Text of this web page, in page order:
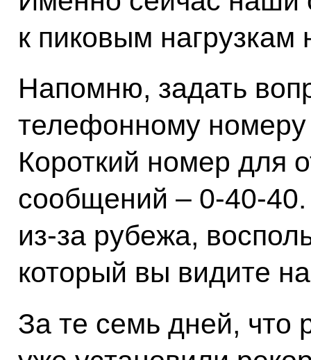
к пиковым нагрузкам
Напомню, задать
телефонному номеру
Короткий номер для
сообщений –
из‑за рубежа,
который вы видите
За те семь дней, что